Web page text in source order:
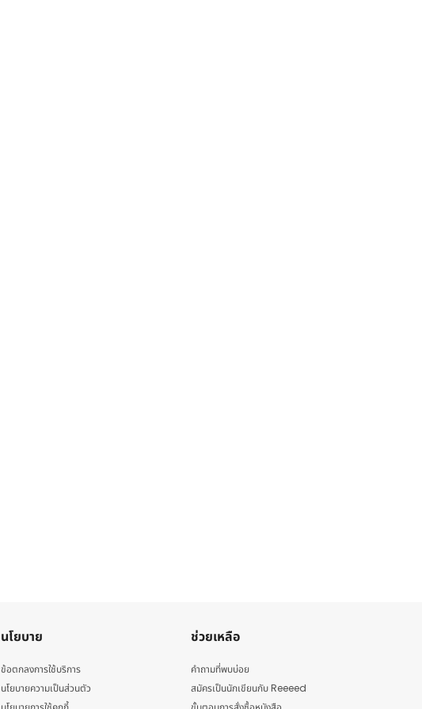
นโยบาย
ข้อตกลงการใช้บริการ
นโยบายความเป็นส่วนตัว
ช่วยเหลือ
คำถามที่พบบ่อย
สมัครเป็นนักเขียนกับ Reeeed